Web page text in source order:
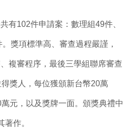
有102件申請案：數理組49件、
獎項標準高、審查過程嚴謹，
複審程序，最後三學組聯席審查
獎人，每位獲頒新台幣20萬
元，以及獎牌一面。頒獎典禮中
作。